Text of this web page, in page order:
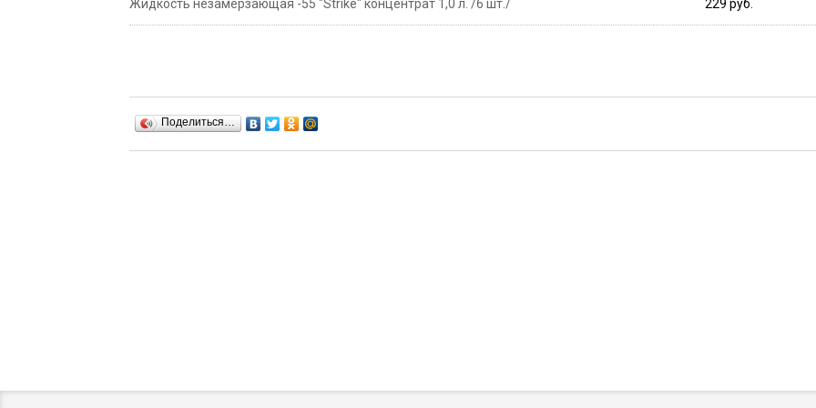
Жидкость незамерзающая -55 "Strike" концентрат 1,0 л. /6 шт./ 229 руб.
Поделиться…